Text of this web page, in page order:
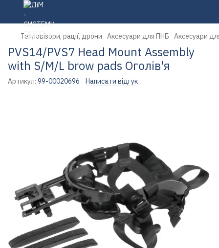
Тепловізори, рації, дрони Аксесуари для ПНБ Аксесуари
PVS14/PVS7 Head Mount Assembly
with S/M/L brow pads Оголів'я
Артикул: 99-00020696 Написати відгук